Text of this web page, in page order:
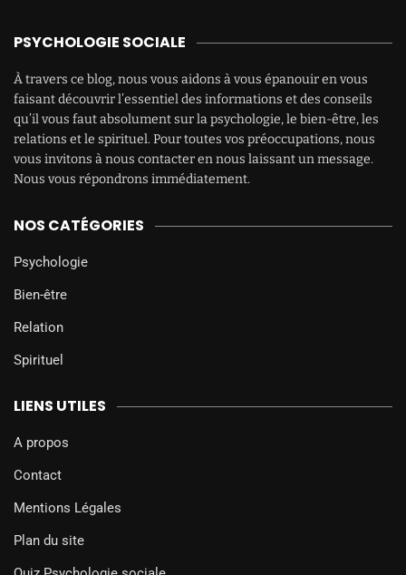
PSYCHOLOGIE SOCIALE
À travers ce blog, nous vous aidons à vous épanouir en vous
faisant découvrir l’essentiel des informations et des conseils
qu’il vous faut absolument sur la psychologie, le bien-être, les
relations et le spirituel. Pour toutes vos préoccupations, nous
vous invitons à nous contacter en nous laissant un message.
Nous vous répondrons immédiatement.
NOS CATÉGORIES
Psychologie
Bien-être
Relation
Spirituel
LIENS UTILES
A propos
Contact
Mentions Légales
Plan du site